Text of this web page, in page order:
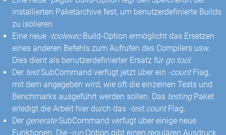
installierten Paketarchive fest, um benutzerdefinierte Builds
zu isolieren.
Eine neue -toolexecBuild-Option ermöglicht das Ersetzen
eines anderen Befehls zum Aufrufen des Compilers usw.
Dies dient als benutzerdefinierter Ersatz für go tool.
Der testSubCommand verfügt jetzt über ein -countFlag,
mit dem angegeben wird, wie oft die einzelnen Tests und
Benchmarks ausgeführt werden sollen. Das testingPaket
erledigt die Arbeit hier durch das -test.countFlag.
Der generateSubCommand verfügt über einige neue
Funktionen. Die -runOption gibt einen regulären Ausdruck